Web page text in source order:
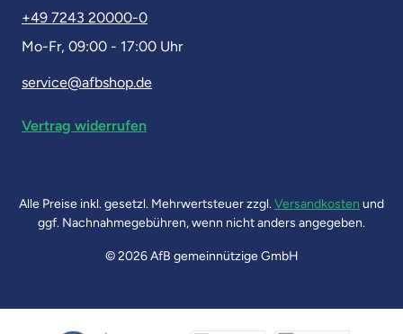
+49 7243 20000-0
Mo-Fr, 09:00 - 17:00 Uhr
service@afbshop.de
Vertrag widerrufen
Alle Preise inkl. gesetzl. Mehrwertsteuer zzgl.Versandkosten und
ggf. Nachnahmegebühren, wenn nicht anders angegeben.
© 2026 AfB gemeinnützige GmbH